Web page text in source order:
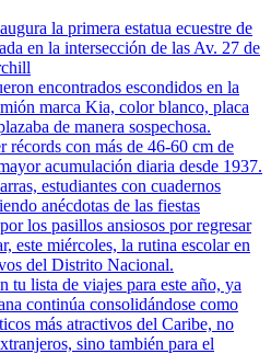
la primera estatua ecuestre de
en la intersección de las Av. 27 de
encontrados escondidos en la
marca Kia, color blanco, placa
de manera sospechosa.
récords con más de 46-60 cm de
acumulación diaria desde 1937.
estudiantes con cuadernos
anécdotas de las fiestas
los pasillos ansiosos por regresar
este miércoles, la rutina escolar en
del Distrito Nacional.
tu lista de viajes para este año, ya
continúa consolidándose como
más atractivos del Caribe, no
sino también para el